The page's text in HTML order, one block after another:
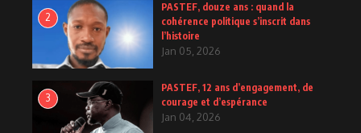
2
PASTEF, douze ans : quand la
cohérence politique s’inscrit dans
l’histoire
Jan 05, 2026
3
PASTEF, 12 ans d’engagement, de
courage et d’espérance
Jan 04, 2026